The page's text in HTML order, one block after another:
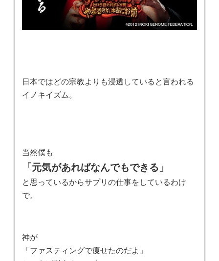
日本ではどの宗教よりも浸透していると言われる
イノキイズム。
当然僕も
「元気があればなんでもできる」
と思っているからサプリの仕事をしているわけ
で。
神が
「ファスティングで痩せたのだよ」